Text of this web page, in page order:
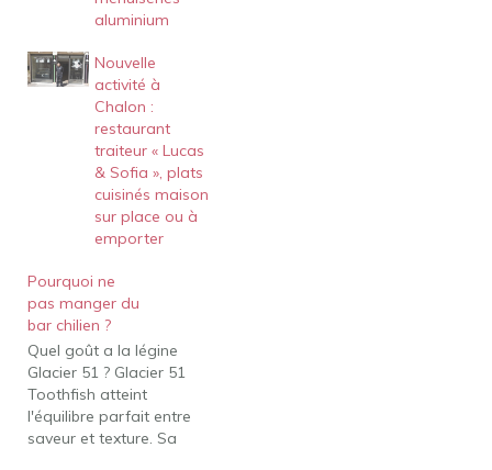
aluminium
Nouvelle
activité à
Chalon :
restaurant
traiteur « Lucas
& Sofia », plats
cuisinés maison
sur place ou à
emporter
Pourquoi ne
pas manger du
bar chilien ?
Quel goût a la légine
Glacier 51 ? Glacier 51
Toothfish atteint
l'équilibre parfait entre
saveur et texture. Sa